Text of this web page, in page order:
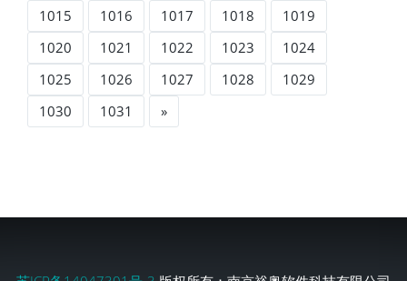
1015
1016 1017 1018
1019
1020
1021 1022 1023
1024
1025
1026 1027 1028
1029
1030
1031 »